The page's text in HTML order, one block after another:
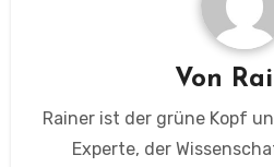
Von
Rainer ist der grüne Kopf
Experte, der